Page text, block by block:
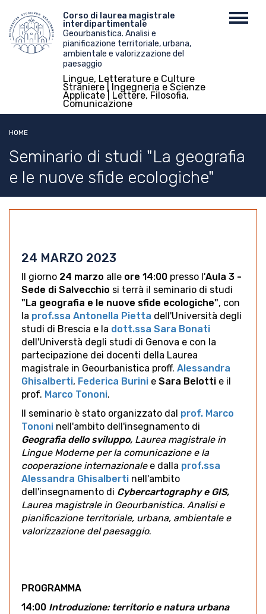
contenuto
principale
Menu
top
Corso di laurea magistrale
interdipartimentale
Geourbanistica. Analisi e
pianificazione territoriale, urbana,
ambientale e valorizzazione del
paesaggio
Lingue, Letterature e Culture
Straniere | Ingegneria e Scienze
Applicate | Lettere, Filosofia,
Comunicazione
HOME
Seminario di studi "La geografia
e le nuove sfide ecologiche"
24 MARZO 2023
Il giorno 24 marzo alle ore 14:00 presso l'Aula 3 -
Sede di Salvecchio si terrà il seminario di studi
"La geografia e le nuove sfide ecologiche", con
la prof.ssa Antonella Pietta dell'Università degli
studi di Brescia e la dott.ssa Sara Bonati
dell'Universtà degli studi di Genova e con la
partecipazione dei docenti della Laurea
magistrale in Geourbanistica proff. Alessandra
Ghisalberti, Federica Burini e Sara Belotti e il
prof. Marco Tononi.
Il seminario è stato organizzato dal prof. Marco
Tononi nell'ambito dell'insegnamento di
Geografia dello sviluppo, Laurea magistrale in
Lingue Moderne per la comunicazione e la
cooperazione internazionalee dalla prof.ssa
Alessandra Ghisalberti nell'ambito
dell'insegnamento di Cybercartography e GIS,
Laurea magistrale in Geourbanistica. Analisi e
pianificazione territoriale, urbana, ambientale e
valorizzazione del paesaggio.
PROGRAMMA
14:00 Introduzione: territorio e natura urbana